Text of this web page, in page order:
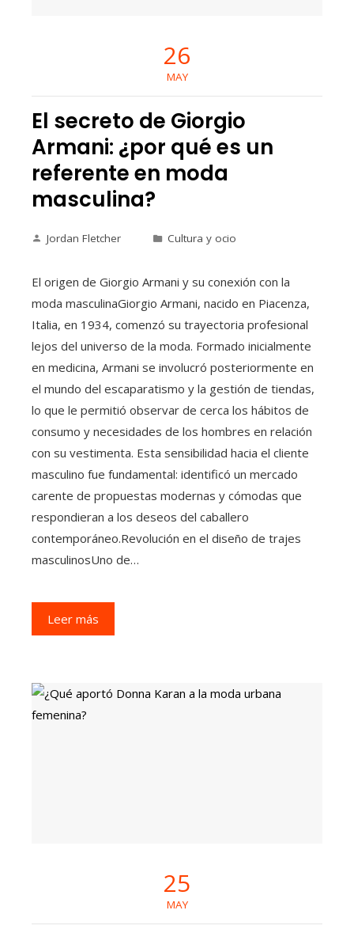
26
MAY
El secreto de Giorgio
Armani: ¿por qué es un
referente en moda
masculina?
Jordan Fletcher Cultura y ocio
El origen de Giorgio Armani y su conexión con la
moda masculinaGiorgio Armani, nacido en Piacenza,
Italia, en 1934, comenzó su trayectoria profesional
lejos del universo de la moda. Formado inicialmente
en medicina, Armani se involucró posteriormente en
el mundo del escaparatismo y la gestión de tiendas,
lo que le permitió observar de cerca los hábitos de
consumo y necesidades de los hombres en relación
con su vestimenta. Esta sensibilidad hacia el cliente
masculino fue fundamental: identificó un mercado
carente de propuestas modernas y cómodas que
respondieran a los deseos del caballero
contemporáneo.Revolución en el diseño de trajes
masculinosUno de…
Leer más
25
MAY